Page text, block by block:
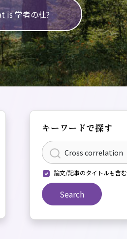
is 学者の杜?
キーワードで探す
論文/記事のタイトルも含む
Search